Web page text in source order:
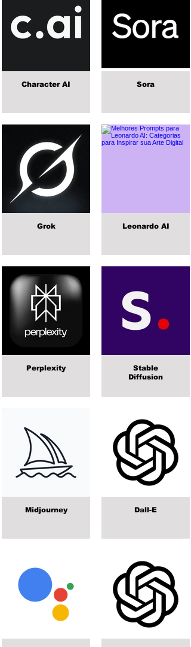
Character AI Sora
Grok Leonardo AI
Perplexity
Stable
Diffusion
Midjourney Dall-E